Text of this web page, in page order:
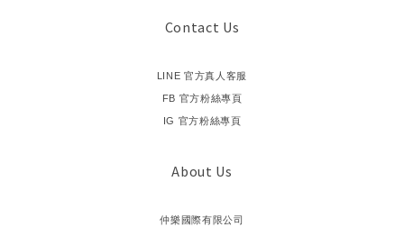
Contact Us
LINE 官方真人客服
FB 官方粉絲專頁
IG 官方粉絲專頁
About Us
仲樂國際有限公司